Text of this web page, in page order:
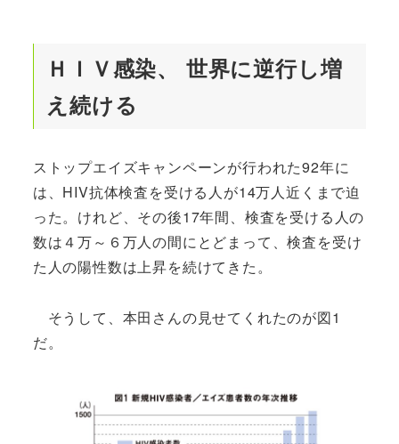
ＨＩＶ感染、 世界に逆行し増
え続ける
ストップエイズキャンペーンが行われた92年に
は、HIV抗体検査を受ける人が14万人近くまで迫
った。けれど、その後17年間、検査を受ける人の
数は４万～６万人の間にとどまって、検査を受け
た人の陽性数は上昇を続けてきた。
そうして、本田さんの見せてくれたのが図1
だ。